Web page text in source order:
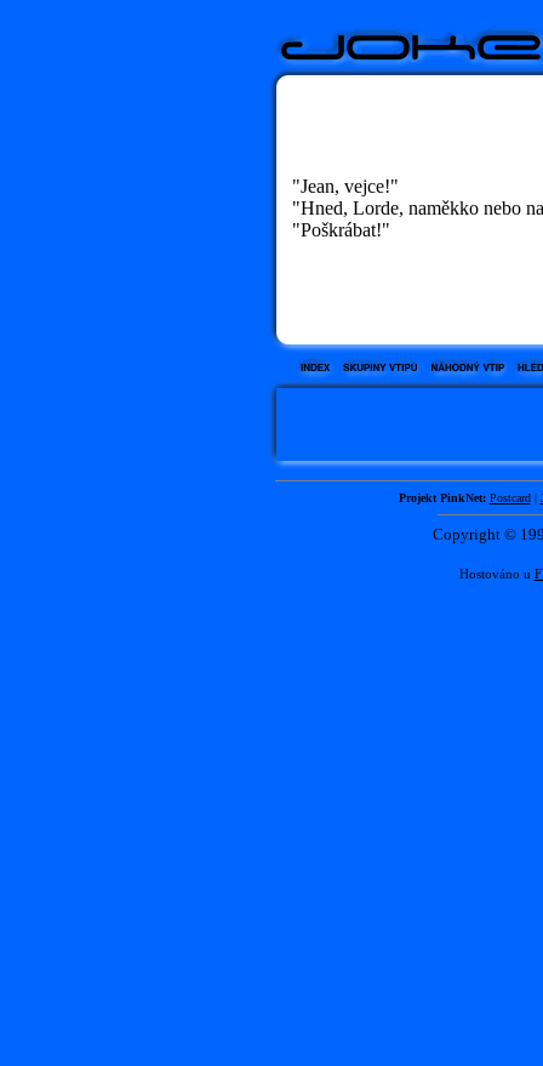
"Jean, vejce!"
"Hned, Lorde, naměkko nebo
"Poškrábat!"
Projekt PinkNet: Postcard|
Copyright ©
Hostováno u